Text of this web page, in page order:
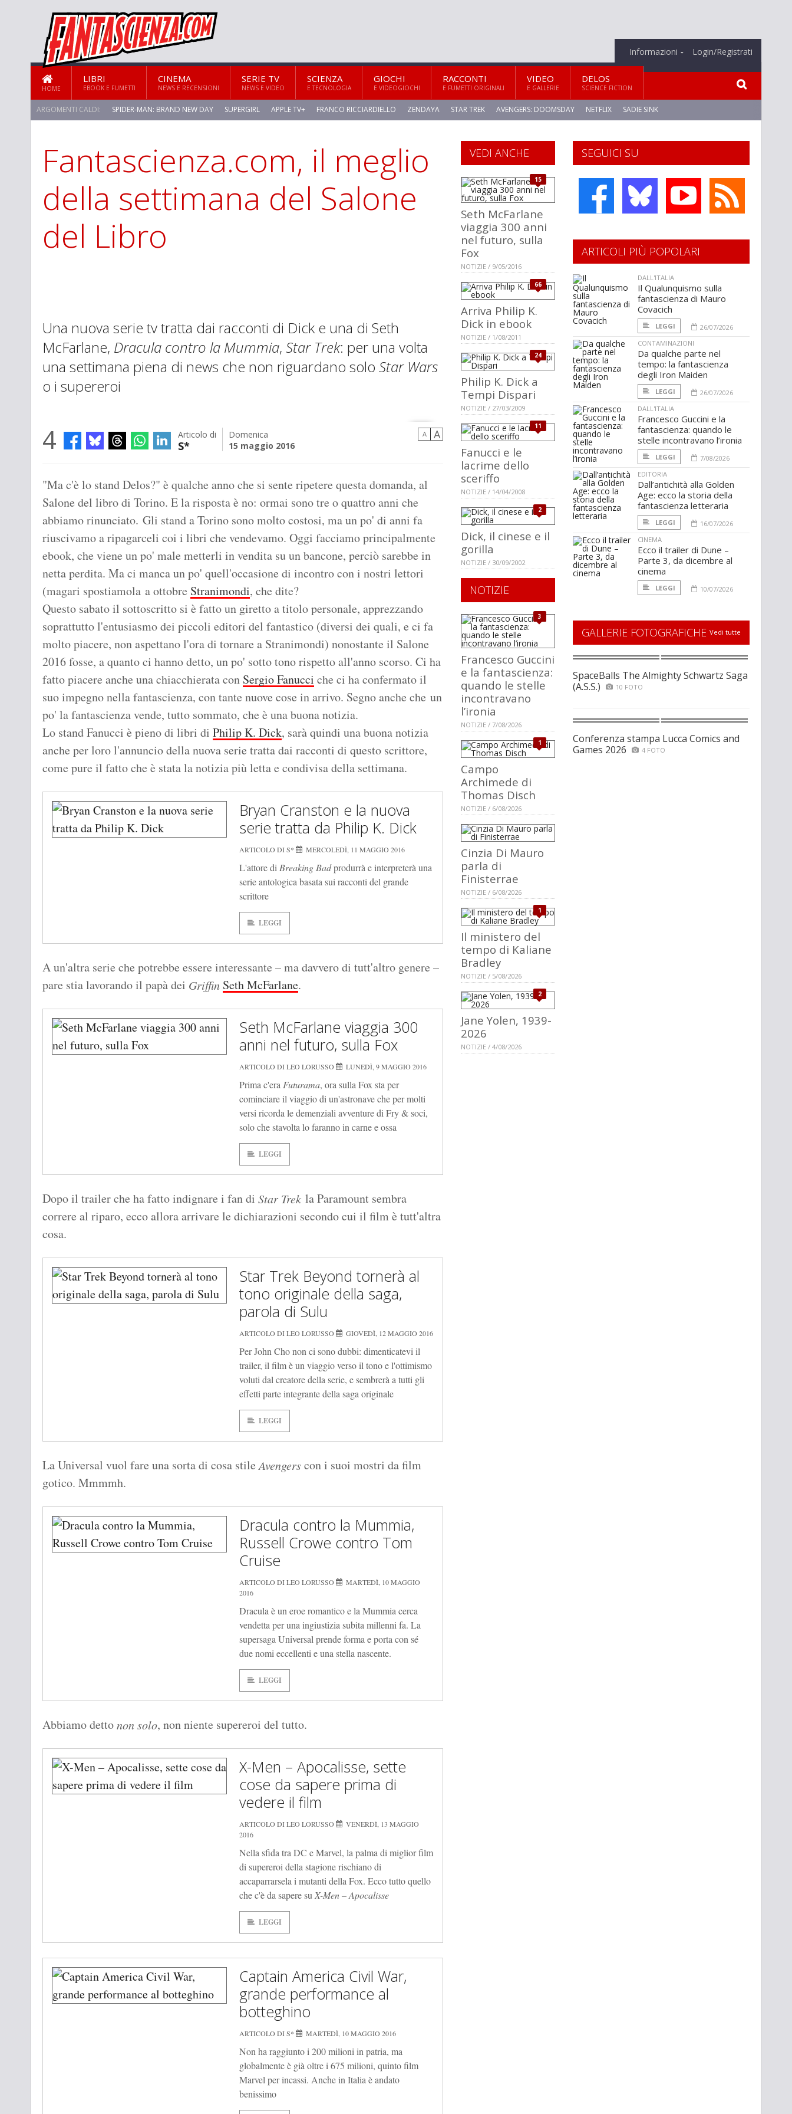
Informazioni Login/Registrati
HOME
LIBRI
EBOOK E FUMETTI
CINEMA
NEWS E RECENSIONI
SERIE TV
NEWS E VIDEO
SCIENZA
E TECNOLOGIA
GIOCHI
E VIDEOGIOCHI
RACCONTI
E FUMETTI ORIGINALI
VIDEO
E GALLERIE
DELOS
SCIENCE FICTION
ARGOMENTI CALDI: SPIDER-MAN: BRAND NEW DAY SUPERGIRL APPLE TV+ FRANCO RICCIARDIELLO ZENDAYA STAR TREK AVENGERS: DOOMSDAY NETFLIX SADIE SINK
Fantascienza.com, il meglio
della settimana del Salone
del Libro
Una nuova serie tv tratta dai racconti di Dick e una di Seth
McFarlane, Dracula contro la Mummia, Star Trek: per una volta
una settimana piena di news che non riguardano solo Star Wars
o i supereroi
4 Articolo di
S*
Domenica
15 maggio 2016
A A
"Ma c'è lo stand Delos?" è qualche anno che si sente ripetere questa domanda, al
Salone del libro di Torino. E la risposta è no: ormai sono tre o quattro anni che
abbiamo rinunciato. Gli stand a Torino sono molto costosi, ma un po' di anni fa
riuscivamo a ripagarceli coi i libri che vendevamo. Oggi facciamo principalmente
ebook, che viene un po' male metterli in vendita su un bancone, perciò sarebbe in
netta perdita. Ma ci manca un po' quell'occasione di incontro con i nostri lettori
(magari spostiamola a ottobre Stranimondi, che dite?
Questo sabato il sottoscritto si è fatto un giretto a titolo personale, apprezzando
soprattutto l'entusiasmo dei piccoli editori del fantastico (diversi dei quali, e ci fa
molto piacere, non aspettano l'ora di tornare a Stranimondi) nonostante il Salone
2016 fosse, a quanto ci hanno detto, un po' sotto tono rispetto all'anno scorso. Ci ha
fatto piacere anche una chiacchierata con Sergio Fanucci che ci ha confermato il
suo impegno nella fantascienza, con tante nuove cose in arrivo. Segno anche che un
po' la fantascienza vende, tutto sommato, che è una buona notizia.
Lo stand Fanucci è pieno di libri di Philip K. Dick, sarà quindi una buona notizia
anche per loro l'annuncio della nuova serie tratta dai racconti di questo scrittore,
come pure il fatto che è stata la notizia più letta e condivisa della settimana.
Bryan Cranston e la nuova
serie tratta da Philip K. Dick
ARTICOLO DI S* MERCOLEDÌ, 11 MAGGIO 2016
L'attore diBreaking Badprodurrà e interpreterà una
serie antologica basata sui racconti del grande
scrittore
LEGGI
A un'altra serie che potrebbe essere interessante – ma davvero di tutt'altro genere –
pare stia lavorando il papà dei Griffin Seth McFarlane.
Seth McFarlane viaggia 300
anni nel futuro, sulla Fox
ARTICOLO DI LEO LORUSSO LUNEDÌ, 9 MAGGIO 2016
Prima c'eraFuturama, ora sulla Fox sta per
cominciare il viaggio di un'astronave che per molti
versi ricorda le demenziali avventure di Fry & soci,
solo che stavolta lo faranno in carne e ossa
LEGGI
Dopo il trailer che ha fatto indignare i fan di Star Trek la Paramount sembra
correre al riparo, ecco allora arrivare le dichiarazioni secondo cui il film è tutt'altra
cosa.
Star Trek Beyond tornerà al
tono originale della saga,
parola di Sulu
ARTICOLO DI LEO LORUSSO GIOVEDÌ, 12 MAGGIO 2016
Per John Cho non ci sono dubbi: dimenticatevi il
trailer, il film è un viaggio verso il tono e l'ottimismo
voluti dal creatore della serie, e sembrerà a tutti gli
effetti parte integrante della saga originale
LEGGI
La Universal vuol fare una sorta di cosa stile Avengerscon i suoi mostri da film
gotico. Mmmmh.
Dracula contro la Mummia,
Russell Crowe contro Tom
Cruise
ARTICOLO DI LEO LORUSSO
MARTEDÌ, 10 MAGGIO
2016
Dracula è un eroe romantico e la Mummia cerca
vendetta per una ingiustizia subita millenni fa. La
supersaga Universal prende forma e porta con sé
due nomi eccellenti e una stella nascente.
LEGGI
Abbiamo dettonon solo, non niente supereroi del tutto.
X-Men – Apocalisse, sette
cose da sapere prima di
vedere il film
ARTICOLO DI LEO LORUSSO
VENERDÌ, 13 MAGGIO
2016
Nella sfida tra DC e Marvel, la palma di miglior film
di supereroi della stagione rischiano di
accaparrarsela i mutanti della Fox. Ecco tutto quello
che c'è da sapere suX-Men – Apocalisse
LEGGI
Captain America Civil War,
grande performance al
botteghino
ARTICOLO DI S* MARTEDÌ, 10 MAGGIO 2016
Non ha raggiunto i 200 milioni in patria, ma
globalmente è già oltre i 675 milioni, quinto film
Marvel per incassi. Anche in Italia è andato
benissimo
SEGUICI SU
VEDI ANCHE
15
Seth McFarlane
viaggia 300 anni
nel futuro, sulla
Fox
NOTIZIE / 9/05/2016
66
Arriva Philip K.
Dick in ebook
NOTIZIE / 1/08/2011
24
Philip K. Dick a
Tempi Dispari
NOTIZIE / 27/03/2009
11
Fanucci e le
lacrime dello
sceriffo
NOTIZIE / 14/04/2008
2
Dick, il cinese e il
gorilla
NOTIZIE / 30/09/2002
NOTIZIE
3
Francesco Guccini
e la fantascienza:
quando le stelle
incontravano
l’ironia
NOTIZIE / 7/08/2026
1
Campo
Archimede di
Thomas Disch
NOTIZIE / 6/08/2026
Cinzia Di Mauro
parla di
Finisterrae
NOTIZIE / 6/08/2026
1
Il ministero del
tempo di Kaliane
Bradley
NOTIZIE / 5/08/2026
2
Jane Yolen, 1939-
2026
NOTIZIE / 4/08/2026
ARTICOLI PIÙ POPOLARI
DALL'ITALIA
Il Qualunquismo sulla
fantascienza di Mauro
Covacich
LEGGI
26/07/2026
CONTAMINAZIONI
Da qualche parte nel
tempo: la fantascienza
degli Iron Maiden
LEGGI
26/07/2026
DALL'ITALIA
Francesco Guccini e la
fantascienza: quando le
stelle incontravano l’ironia
LEGGI
7/08/2026
EDITORIA
Dall’antichità alla Golden
Age: ecco la storia della
fantascienza letteraria
LEGGI
16/07/2026
CINEMA
Ecco il trailer di Dune –
Parte 3, da dicembre al
cinema
LEGGI 10/07/2026
GALLERIE FOTOGRAFICHE Vedi tutte
SpaceBalls The Almighty Schwartz Saga
(A.S.S.)
10 FOTO
Conferenza stampa Lucca Comics and
Games 2026
4 FOTO